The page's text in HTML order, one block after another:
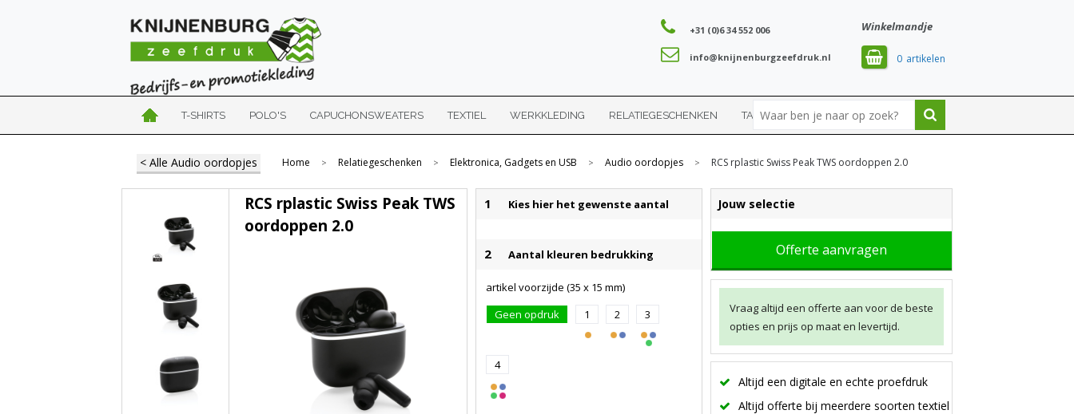
Winkelmandje
0
+31 (0)6 34 552 006
info@knijnenburgzeefdruk.nl
T-SHIRTS POLO'S CAPUCHONSWEATERS TEXTIEL WERKKLEDING RELATIEGESCHENKEN TASSEN SPORT
< Alle Audio oordopjes Home > Relatiegeschenken > Elektronica, Gadgets en USB > Audio oordopjes > RCS rplastic Swiss Peak TWS oordoppen 2.0
1 Kies hier het gewenste aantal
2 Aantal kleuren bedrukking
artikel voorzijde (35 x 15 mm)
Geen opdruk
1 2 3
4
Jouw selectie
Offerte aanvragen
Vraag altijd een offerte aan voor de beste
opties en prijs op maat en levertijd.
Altijd een digitale en echte proefdruk
Altijd offerte bij meerdere soorten textiel
RCS rplastic Swiss Peak TWS
oordoppen 2.0